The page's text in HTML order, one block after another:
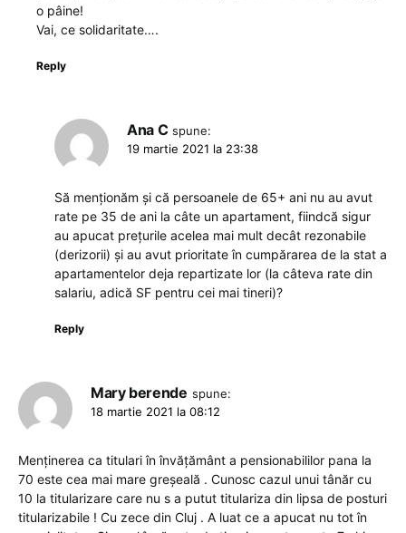
o pâine!
Vai, ce solidaritate….
Reply
Ana C spune:
19 martie 2021 la 23:38
Să menționăm și că persoanele de 65+ ani nu au avut
rate pe 35 de ani la câte un apartament, fiindcă sigur
au apucat prețurile acelea mai mult decât rezonabile
(derizorii) și au avut prioritate în cumpărarea de la stat a
apartamentelor deja repartizate lor (la câteva rate din
salariu, adică SF pentru cei mai tineri)?
Reply
Mary berende spune:
18 martie 2021 la 08:12
Menținerea ca titulari în învățământ a pensionabililor pana la
70 este cea mai mare greșeală . Cunosc cazul unui tânăr cu
10 la titularizare care nu s a putut titulariza din lipsa de posturi
titularizabile ! Cu zece din Cluj . A luat ce a apucat nu tot în